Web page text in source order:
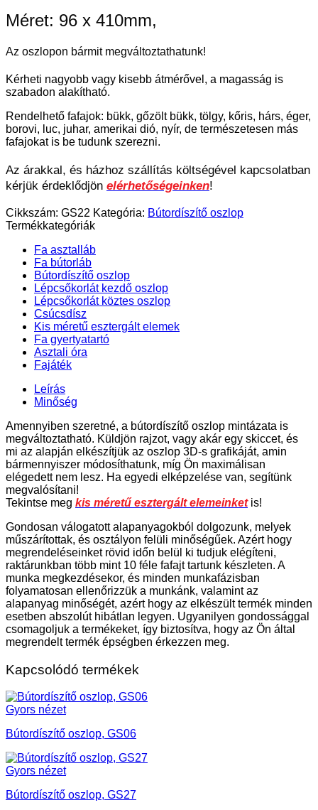
Méret: 96 x 410mm,
Az oszlopon bármit megváltoztathatunk!
Kérheti nagyobb vagy kisebb átmérővel, a magasság is
szabadon alakítható.
Rendelhető fafajok: bükk, gőzölt bükk, tölgy, kőris, hárs, éger,
borovi, luc, juhar, amerikai dió, nyír, de természetesen más
fafajokat is be tudunk szerezni.
Az árakkal, és házhoz szállítás költségével kapcsolatban
kérjük érdeklődjön elérhetőségeinken!
Cikkszám: GS22 Kategória: Bútordíszítő oszlop
Termékkategóriák
Fa asztalláb
Fa bútorláb
Bútordíszítő oszlop
Lépcsőkorlát kezdő oszlop
Lépcsőkorlát köztes oszlop
Csúcsdísz
Kis méretű esztergált elemek
Fa gyertyatartó
Asztali óra
Fajáték
Leírás
Minőség
Amennyiben szeretné, a bútordíszítő oszlop mintázata is
megváltoztatható. Küldjön rajzot, vagy akár egy skiccet, és
mi az alapján elkészítjük az oszlop 3D-s grafikáját, amin
bármennyiszer módosíthatunk, míg Ön maximálisan
elégedett nem lesz. Ha egyedi elképzelése van, segítünk
megvalósítani!
Tekintse meg kis méretű esztergált elemeinketis!
Gondosan válogatott alapanyagokból dolgozunk, melyek
műszárítottak, és osztályon felüli minőségűek. Azért hogy
megrendeléseinket rövid időn belül ki tudjuk elégíteni,
raktárunkban több mint 10 féle fafajt tartunk készleten. A
munka megkezdésekor, és minden munkafázisban
folyamatosan ellenőrizzük a munkánk, valamint az
alapanyag minőségét, azért hogy az elkészült termék minden
esetben abszolút hibátlan legyen. Ugyanilyen gondossággal
csomagoljuk a termékeket, így biztosítva, hogy az Ön által
megrendelt termék épségben érkezzen meg.
Kapcsolódó termékek
Gyors nézet
Bútordíszítő oszlop, GS06
Gyors nézet
Bútordíszítő oszlop, GS27